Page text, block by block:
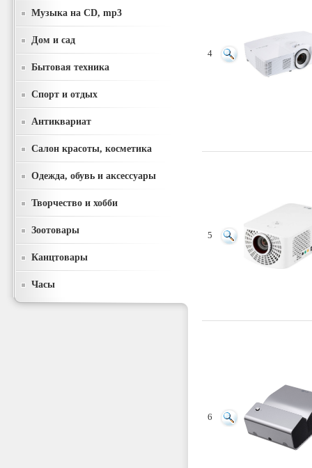
Музыка на CD, mp3
Дом и сад
Бытовая техника
Спорт и отдых
Антиквариат
Салон красоты, косметика
Одежда, обувь и аксессуары
Творчество и хобби
Зоотовары
Канцтовары
Часы
4
5
6